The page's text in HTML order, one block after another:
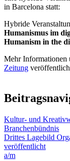
in Barcelona statt:
Hybride
Humanismus im
Humanism in the
Mehr Informationen
Zeitung
Kultur- und
Branchenbündnis
Drittes Lagebild
veröffentlicht
a/m